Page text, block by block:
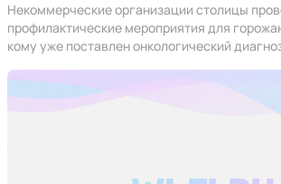
Некоммерческие организации столицы
профилактические мероприятия для
кому уже поставлен онкологический